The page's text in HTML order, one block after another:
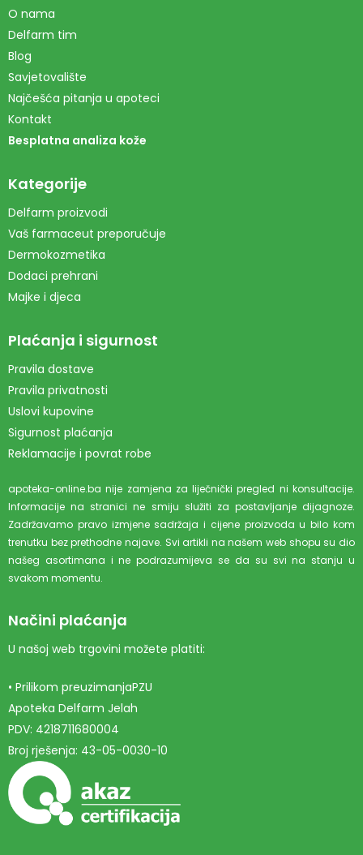
O nama
Delfarm tim
Blog
Savjetovalište
Najčešća pitanja u apoteci
Kontakt
Besplatna analiza kože
Kategorije
Delfarm proizvodi
Vaš farmaceut preporučuje
Dermokozmetika
Dodaci prehrani
Majke i djeca
Plaćanja i sigurnost
Pravila dostave
Pravila privatnosti
Uslovi kupovine
Sigurnost plaćanja
Reklamacije i povrat robe
apoteka-online.ba nije zamjena za liječnički pregled ni konsultacije.
Informacije na stranici ne smiju služiti za postavljanje dijagnoze.
Zadržavamo pravo izmjene sadržaja i cijene proizvoda u bilo kom
trenutku bez prethodne najave. Svi artikli na našem web shopu su dio
našeg asortimana i ne podrazumijeva se da su svi na stanju u
svakom momentu.
Načini plaćanja
U našoj web trgovini možete platiti:
• Prilikom preuzimanjaPZU
Apoteka Delfarm Jelah
PDV: 4218711680004
Broj rješenja: 43-05-0030-10